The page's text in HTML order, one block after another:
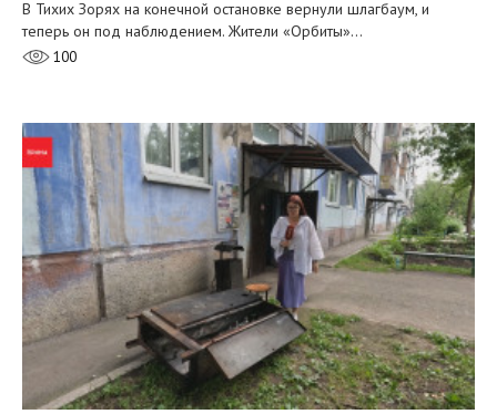
В Тихих Зорях на конечной остановке вернули шлагбаум, и
теперь он под наблюдением. Жители «Орбиты»…
100